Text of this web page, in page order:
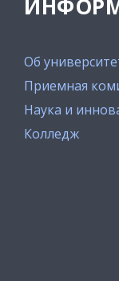
Об
Приемная
Наука и
Колледж